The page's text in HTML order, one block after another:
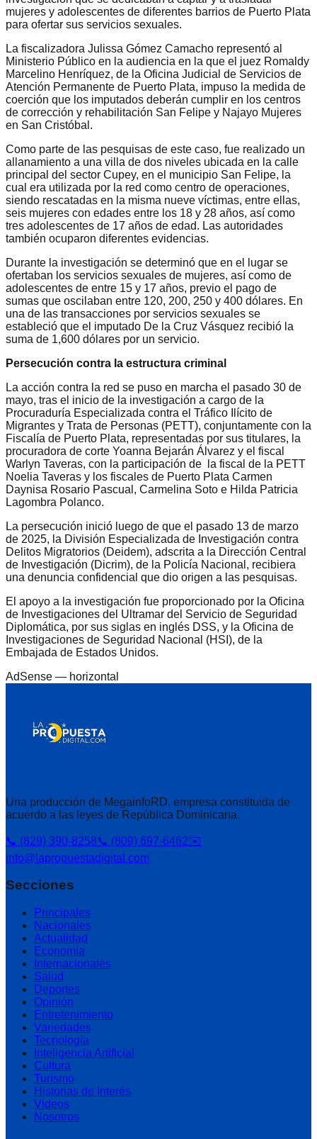
mujeres y adolescentes de diferentes barrios de Puerto Plata
para ofertar sus servicios sexuales.
La fiscalizadora Julissa Gómez Camacho representó al
Ministerio Público en la audiencia en la que el juez Romaldy
Marcelino Henríquez, de la Oficina Judicial de Servicios de
Atención Permanente de Puerto Plata, impuso la medida de
coerción que los imputados deberán cumplir en los centros
de corrección y rehabilitación San Felipe y Najayo Mujeres
en San Cristóbal.
Como parte de las pesquisas de este caso, fue realizado un
allanamiento a una villa de dos niveles ubicada en la calle
principal del sector Cupey, en el municipio San Felipe, la
cual era utilizada por la red como centro de operaciones,
siendo rescatadas en la misma nueve víctimas, entre ellas,
seis mujeres con edades entre los 18 y 28 años, así como
tres adolescentes de 17 años de edad. Las autoridades
también ocuparon diferentes evidencias.
Durante la investigación se determinó que en el lugar se
ofertaban los servicios sexuales de mujeres, así como de
adolescentes de entre 15 y 17 años, previo el pago de
sumas que oscilaban entre 120, 200, 250 y 400 dólares. En
una de las transacciones por servicios sexuales se
estableció que el imputado De la Cruz Vásquez recibió la
suma de 1,600 dólares por un servicio.
Persecución contra la estructura criminal
La acción contra la red se puso en marcha el pasado 30 de
mayo, tras el inicio de la investigación a cargo de la
Procuraduría Especializada contra el Tráfico Ilícito de
Migrantes y Trata de Personas (PETT), conjuntamente con la
Fiscalía de Puerto Plata, representadas por sus titulares, la
procuradora de corte Yoanna Bejarán Álvarez y el fiscal
Warlyn Taveras, con la participación de la fiscal de la PETT
Noelia Taveras y los fiscales de Puerto Plata Carmen
Daynisa Rosario Pascual, Carmelina Soto e Hilda Patricia
Lagombra Polanco.
La persecución inició luego de que el pasado 13 de marzo
de 2025, la División Especializada de Investigación contra
Delitos Migratorios (Deidem), adscrita a la Dirección Central
de Investigación (Dicrim), de la Policía Nacional, recibiera
una denuncia confidencial que dio origen a las pesquisas.
El apoyo a la investigación fue proporcionado por la Oficina
de Investigaciones del Ultramar del Servicio de Seguridad
Diplomática, por sus siglas en inglés DSS, y la Oficina de
Investigaciones de Seguridad Nacional (HSI), de la
Embajada de Estados Unidos.
AdSense — horizontal
Una producción de MegainfoRD, empresa constituida de
acuerdo a las leyes de República Dominicana.
📞 (829) 390-8258📞 (809) 697-6462✉️
info@lapropuestadigital.com
Secciones
Principales
Nacionales
Actualidad
Economía
Internacionales
Salud
Deportes
Opinión
Entretenimiento
Variedades
Tecnología
Inteligencia Artificial
Cultura
Turismo
Historias de Interés
Videos
Nosotros